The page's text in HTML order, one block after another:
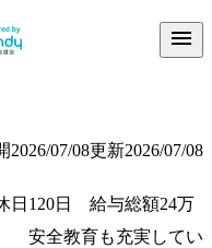
2026/07/08更新2026/07/08
日120日 給与総額24万
安全教育も充実してい